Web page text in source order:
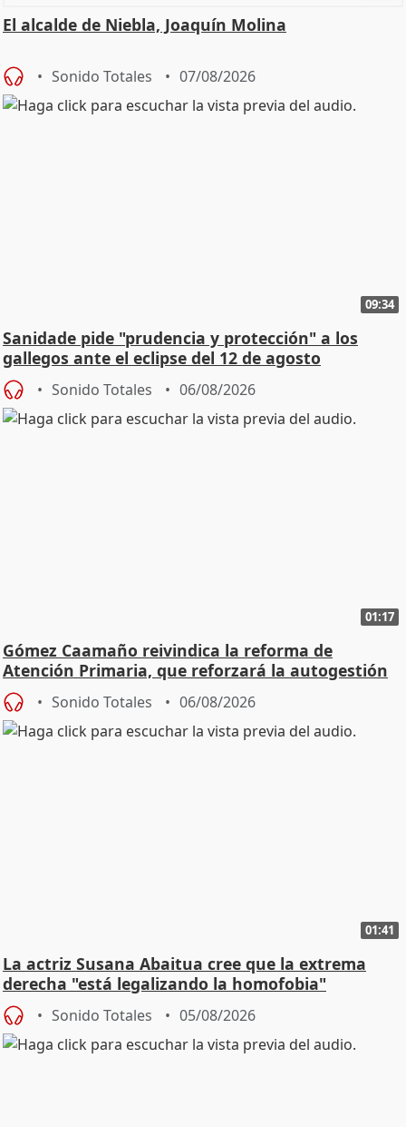
El alcalde de Niebla, Joaquín Molina
Sonido Totales 07/08/2026
09:34
Sanidade pide "prudencia y protección" a los
gallegos ante el eclipse del 12 de agosto
Sonido Totales 06/08/2026
01:17
Gómez Caamaño reivindica la reforma de
Atención Primaria, que reforzará la autogestión
Sonido Totales 06/08/2026
01:41
La actriz Susana Abaitua cree que la extrema
derecha "está legalizando la homofobia"
Sonido Totales 05/08/2026